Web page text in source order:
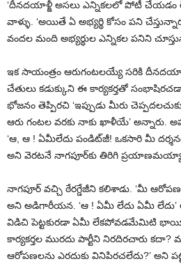
‘దీనదయాళ్జీ అసలు ఎన్నికలలో పోటీ
వాళ్ళు. ‘అయితే ఏ అభ్యర్థి కోసం పని
వందల మంది అభ్యర్థుల ఎన్నికల పనిని
ఇక సాయంత్రం ఆరుగంటలయ్యే సరికి
చేతులు కడుక్కుని ఈ కార్యకర్తతో
భోజనం తెప్పిరచి ‘ఇప్పుడు మీరు
ఆరు గంటల వరకు నాకు ఖాళీయే’ అన్నారు.
‘ఆ, ఆ ! ఏమీలేదు పండిట్‌జీ! ఒకసారి మీ
అని వెరటనే నాగపూర్‌కు తిరిగి
నాగపూర్‌ వచ్చి ఠేరగ్డేజీని కలిశాడు. ‘మీ
అని అడిగారీయన. ‘ఆ ! ఏమీ లేదు ఏమీ
విడిచి పెట్టకురడా ఏమీ లేకపోవడమేమిటి
కార్యకర్తల మురదు పార్టీని నిరదిరచారు
ఆరోపణలను ఎరదుకు వినిపిరచలేదు?’ అని